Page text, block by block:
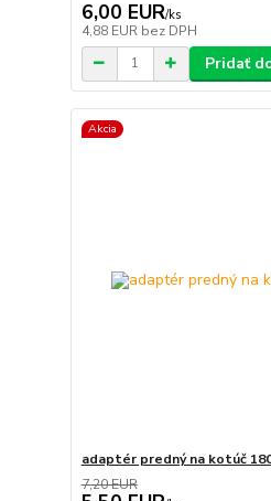
6,00 EUR/ks
4,88 EUR bez DPH
Pridať
Akcia
adaptér predný na kotúč
7,20 EUR